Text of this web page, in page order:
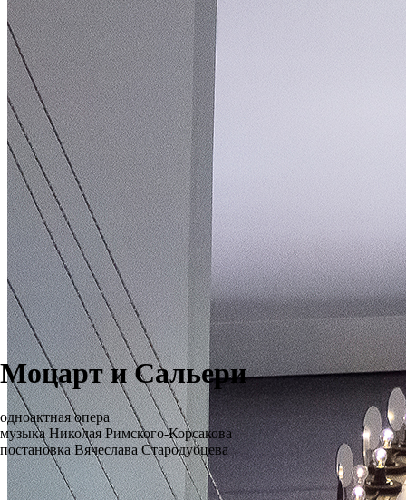
Моцарт и Сальери
одноактная опера
музыка Николая Римского-Корсакова
постановка Вячеслава Стародубцева